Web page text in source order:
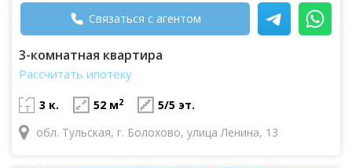
Связаться с агентом
3-комнатная квартира
Рассчитать ипотеку
3 к. 52 м2
5/5 эт.
обл. Тульская, г. Болохово, улица Ленина, 13